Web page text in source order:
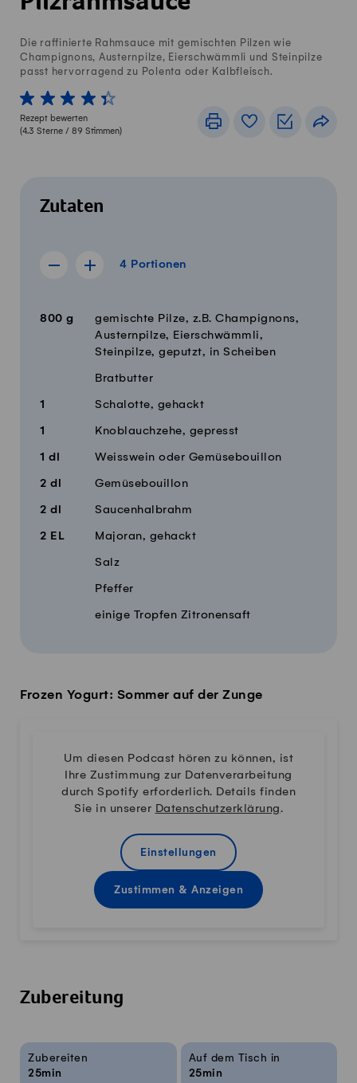
Die raffinierte Rahmsauce mit gemischten Pilzen wie
Champignons, Austernpilze, Eierschwämmli und Steinpilze
passt hervorragend zu Polenta oder Kalbfleisch.
1 von 5 Sterne
2 von 5 Sterne
3 von 5 Sterne
4 von 5 Sterne
5 von 5 Sterne
Rezept bewerten
(4.3 Sterne / 89 Stimmen)
DruckenRezeptbuch
Zutaten
4 Portionen
Rezept für 3 Portionen anzeigen
Rezept für 5 Portionen anzeigen
4 Portionen
Menge Zutaten
800 g
gemischte Pilze, z.B. Champignons,
Austernpilze, Eierschwämmli,
Steinpilze, geputzt, in Scheiben
Bratbutter
1 Schalotte, gehackt
1 Knoblauchzehe, gepresst
1 dl Weisswein oder Gemüsebouillon
2 dl Gemüsebouillon
2 dl Saucenhalbrahm
2 EL Majoran, gehackt
Salz
Pfeffer
einige Tropfen Zitronensaft
Frozen Yogurt: Sommer auf der Zunge
Um diesen Podcast hören zu können, ist
Ihre Zustimmung zur Datenverarbeitung
durch Spotify erforderlich. Details finden
Sie in unserer Datenschutzerklärung.
Einstellungen
Zustimmen & Anzeigen
Zubereitung
Rezeptinfos
Zubereiten
25min
Auf dem Tisch in
25min